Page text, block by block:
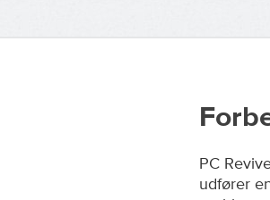
PC
udfører